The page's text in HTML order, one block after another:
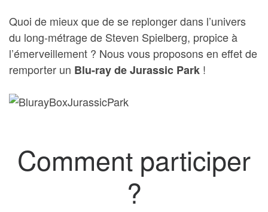
Quoi de mieux que de se replonger dans l’univers
du long-métrage de Steven Spielberg, propice à
l’émerveillement ? Nous vous proposons en effet de
remporter un Blu-ray de Jurassic Park !
Comment participer
?